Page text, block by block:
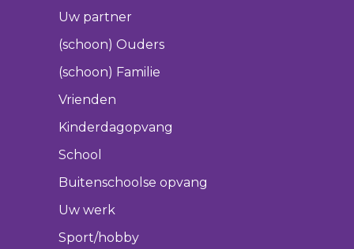
Uw partner
(schoon) Ouders
(schoon) Familie
Vrienden
Kinderdagopvang
School
Buitenschoolse opvang
Uw werk
Sport/hobby